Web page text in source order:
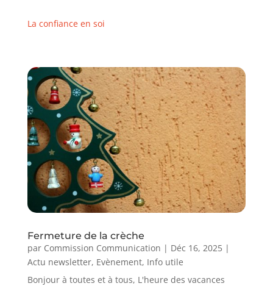
La confiance en soi
Fermeture de la crèche
par Commission Communication | Déc 16, 2025|
Actu newsletter, Evènement, Info utile
Bonjour à toutes et à tous, L'heure des vacances